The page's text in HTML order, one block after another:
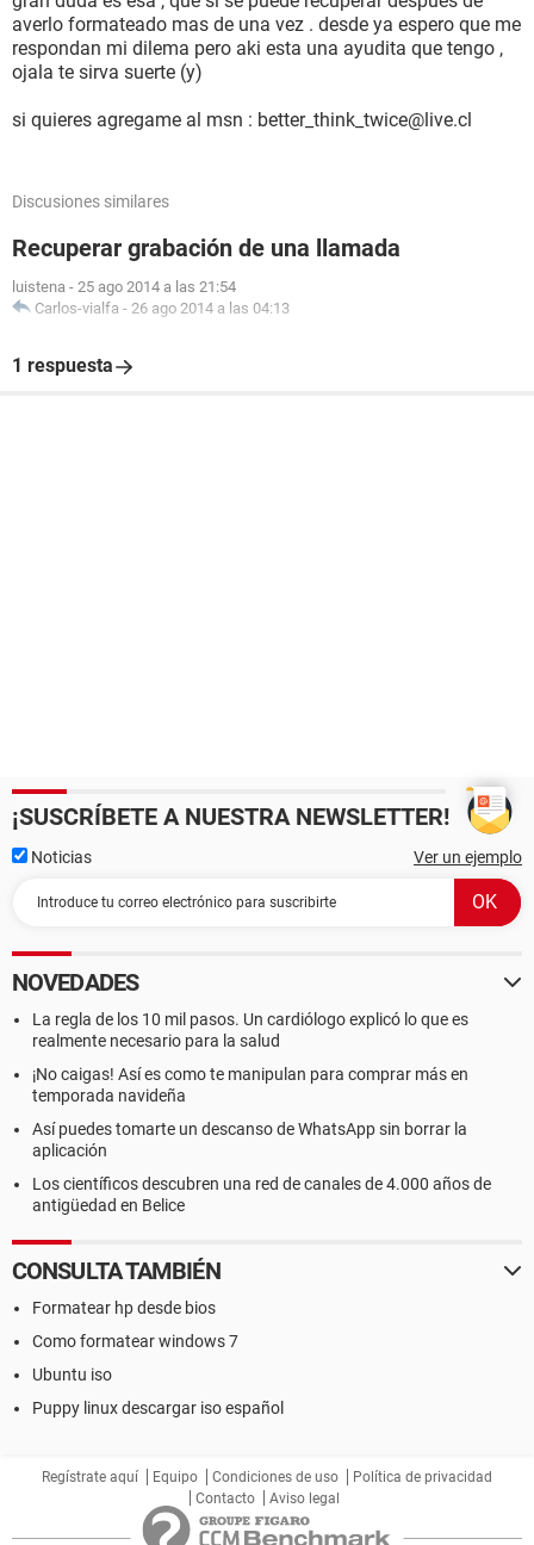
averlo formateado mas de una vez . desde ya espero que me
respondan mi dilema pero aki esta una ayudita que tengo ,
ojala te sirva suerte (y)
si quieres agregame al msn : better_think_twice@live.cl
Discusiones similares
Recuperar grabación de una llamada
luistena - 25 ago 2014 a las 21:54
Carlos-vialfa - 26 ago 2014 a las 04:13
1 respuesta
¡SUSCRÍBETE A NUESTRA NEWSLETTER!
Noticias Ver un ejemplo
NOVEDADES
La regla de los 10 mil pasos. Un cardiólogo explicó lo que es
realmente necesario para la salud
¡No caigas! Así es como te manipulan para comprar más en
temporada navideña
Así puedes tomarte un descanso de WhatsApp sin borrar la
aplicación
Los científicos descubren una red de canales de 4.000 años de
antigüedad en Belice
CONSULTA TAMBIÉN
Formatear hp desde bios
Como formatear windows 7
Ubuntu iso
Puppy linux descargar iso español
Regístrate aquí Equipo Condiciones de uso
Política de privacidad
Contacto
Aviso legal